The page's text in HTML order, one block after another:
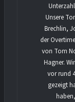
Unsere
Brechlin,
der
von Tom
Hagner.
vor rund
gezeigt